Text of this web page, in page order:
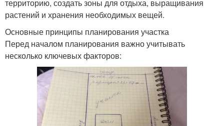
территорию, создать зоны для отдыха, выращивания
растений и хранения необходимых вещей.
Основные принципы планирования участка
Перед началом планирования важно учитывать
несколько ключевых факторов: